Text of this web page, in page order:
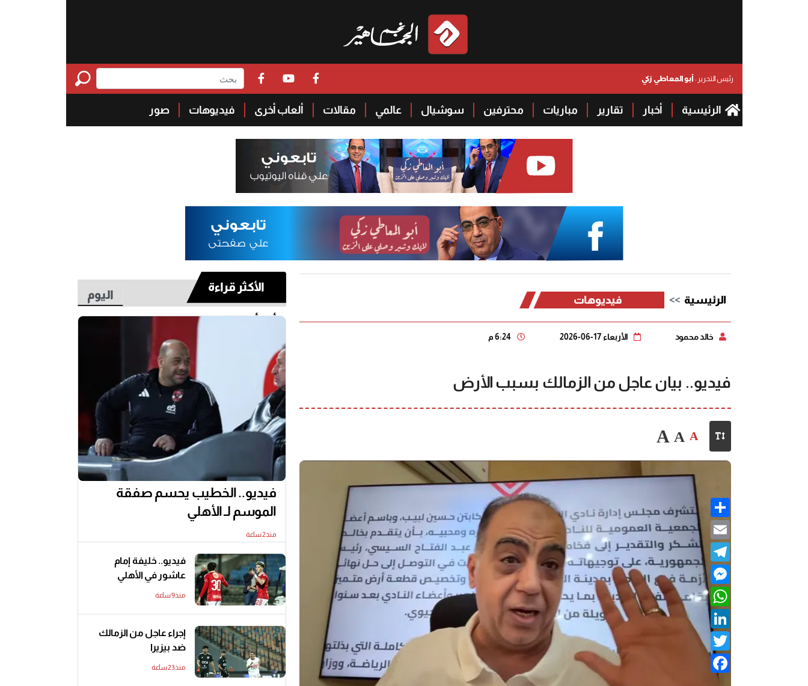
رئيس التحرير :أبو المعاطي زكي
الرئيسية أخبار تقارير مباريات محترفين سوشيال عالمي مقالات ألعاب أخرى فيديوهات صور
الرئيسية فيديوهات
خالد محمود الأربعاء 17-06-2026 6:24 م
فيديو.. بيان عاجل من الزمالك بسبب الأرض
A
A
A
Share
Email
Telegram
Messenger
WhatsApp
LinkedIn
Twitter
Facebook
الأكثر قراءة
اليوم
فيديو.. الخطيب يحسم صفقة
الموسم لـ الأهلي
منذ2 ساعة
فيديو.. خليفة إمام
عاشور في الأهلي
منذ9 ساعة
إجراء عاجل من الزمالك
ضد بيزيرا
منذ23 ساعة